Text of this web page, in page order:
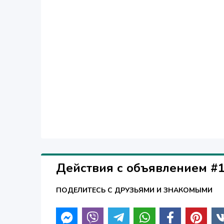
Действия с объявлением
ПОДЕЛИТЕСЬ С ДРУЗЬЯМИ И ЗНАКОМЫМИ